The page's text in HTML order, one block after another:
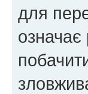
для